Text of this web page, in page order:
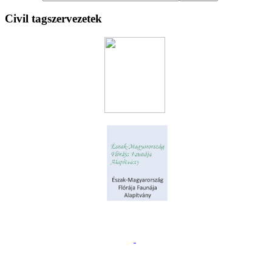
Civil tagszervezetek